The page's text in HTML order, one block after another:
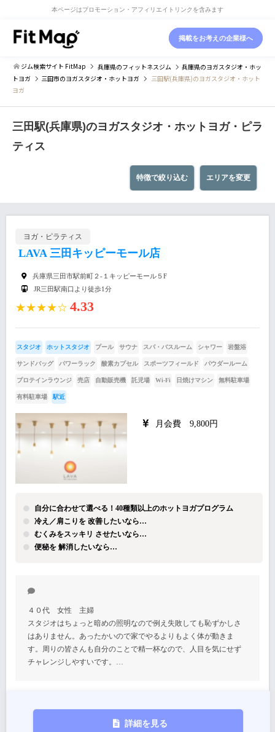
本ページはプロモーション・アフィリエイトリンクを含みます
掲載をお考えの企業様へ
ジム検索サイト FitMap 兵庫県のフィットネスジム 兵庫県のヨガスタジオ・ホッ
トヨガ
三田市のヨガスタジオ・ホットヨガ
三田駅(兵庫県)のヨガスタジオ・ホット
ヨガ
三田駅(兵庫県)のヨガスタジオ・ホットヨガ・ピラ
ティス
エリアを変更
特徴で絞り込む
ヨガ・ピラティス
LAVA 三田キッピーモール店
兵庫県三田市駅前町２-１キッピーモール５F
JR三田駅南口より徒歩1分
★★★★☆ 4.33
スタジオ ホットスタジオ プール サウナ スパ・バスルーム シャワー 岩盤浴
サンドバッグ パワーラック 酸素カプセル スポーツフィールド パウダールーム
プロテインラウンジ 売店 自動販売機 託児場 Wi-Fi 日焼けマシン 無料駐車場
有料駐車場 駅近
月会費 9,800円
自分に合わせて選べる！40種類以上のホットヨガプログラム
冷え／肩こりを 改善したいなら…
むくみをスッキリ させたいなら…
便秘を 解消したいなら…
４０代 女性 主婦
スタジオはちょっと暗めの照明なので例え失敗しても恥ずかしさ
はありません。あったかいので家でやるよりもよく体が動きま
す。周りの皆さんも自分のことで精一杯なので、人目を気にせず
チャレンジしやすいです。…
詳細を見る